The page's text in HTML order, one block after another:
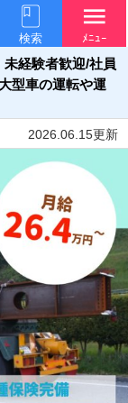
検索
menu
ﾒﾆｭｰ
経験者歓迎/社員
型車の運転や運
2026.06.15更新